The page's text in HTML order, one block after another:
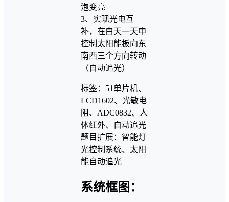
泡变亮
3、实现光电互
补，在白天一天中
控制太阳能板向东
南西三个方向转动
（自动追光）
标签：51单片机、
LCD1602、光敏电
阻、ADC0832、人
体红外、自动追光
题目扩展：智能灯
光控制系统、太阳
能自动追光
系统框图：